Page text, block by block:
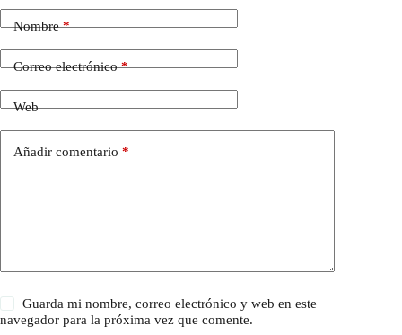
Nombre*
Correo electrónico*
Web
Añadir comentario *
Guarda mi nombre, correo electrónico y web en este
navegador para la próxima vez que comente.